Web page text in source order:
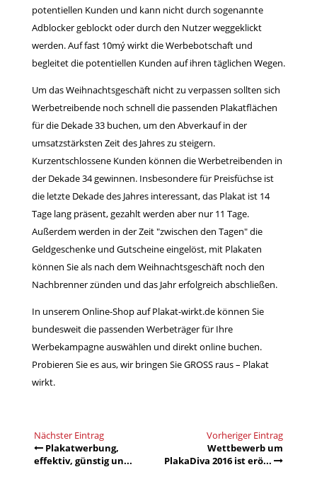
potentiellen Kunden und kann nicht durch sogenannte
Adblocker geblockt oder durch den Nutzer weggeklickt
werden. Auf fast 10mý wirkt die Werbebotschaft und
begleitet die potentiellen Kunden auf ihren täglichen Wegen.
Um das Weihnachtsgeschäft nicht zu verpassen sollten sich
Werbetreibende noch schnell die passenden Plakatflächen
für die Dekade 33 buchen, um den Abverkauf in der
umsatzstärksten Zeit des Jahres zu steigern.
Kurzentschlossene Kunden können die Werbetreibenden in
der Dekade 34 gewinnen. Insbesondere für Preisfüchse ist
die letzte Dekade des Jahres interessant, das Plakat ist 14
Tage lang präsent, gezahlt werden aber nur 11 Tage.
Außerdem werden in der Zeit "zwischen den Tagen" die
Geldgeschenke und Gutscheine eingelöst, mit Plakaten
können Sie als nach dem Weihnachtsgeschäft noch den
Nachbrenner zünden und das Jahr erfolgreich abschließen.
In unserem Online-Shop aufPlakat-wirkt.dekönnen Sie
bundesweit die passenden Werbeträger für Ihre
Werbekampagne auswählen und direkt online buchen.
Probieren Sie es aus, wir bringen Sie GROSS raus – Plakat
wirkt.
Nächster Eintrag
Plakatwerbung,
effektiv, günstig un...
Vorheriger Eintrag
Wettbewerb um
PlakaDiva 2016 ist erö...